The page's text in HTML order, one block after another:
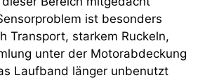
ist besonders
Transport, starkem Ruckeln,
unter der Motorabdeckung
Laufband länger unbenutzt